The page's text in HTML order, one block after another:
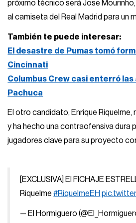
próximo técnico será Jose
al camiseta del Real Madrid para un
También te puede interesar:
El desastre de Pumas tomó
Cincinnati
Columbus Crew casi enterró
Pachuca
El otro candidato, Enrique Riquelme,
y ha hecho una contraofensiva dura
jugadores clave para su proyecto
[EXCLUSIVA] El FICHAJE
Riquelme#RiquelmeEH
— El Hormiguero